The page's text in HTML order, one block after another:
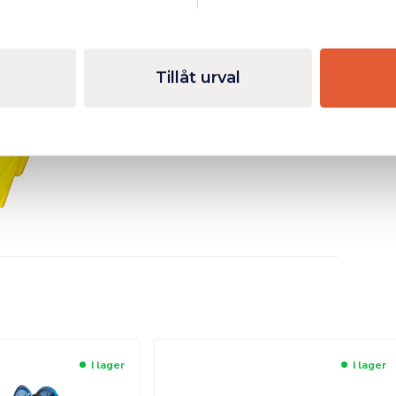
Tillåt urval
I lager I lager